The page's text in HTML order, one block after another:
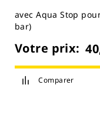
avec Aqua Stop
bar)
Votre prix:
Comparer